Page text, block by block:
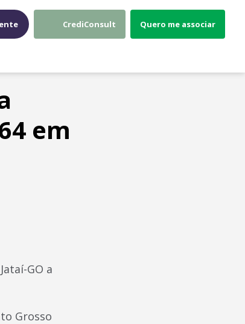
CrediConsult Quero me associar
em
GO a
Grosso